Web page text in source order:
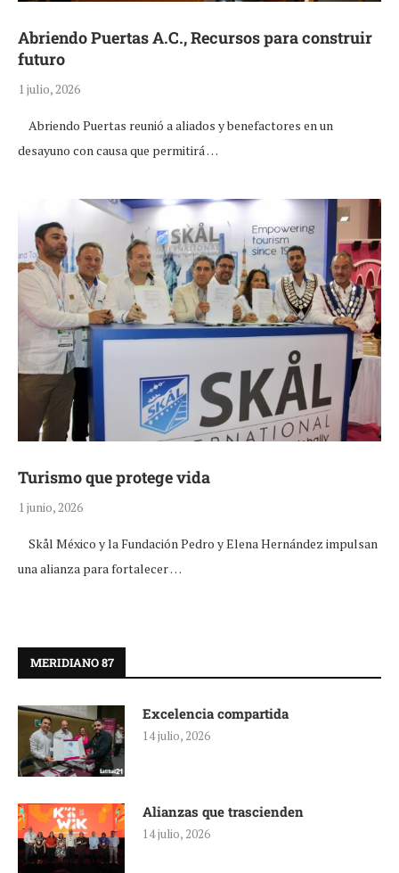
Abriendo Puertas A.C., Recursos para construir
futuro
1 julio, 2026
Abriendo Puertas reunió a aliados y benefactores en un
desayuno con causa que permitirá …
Turismo que protege vida
1 junio, 2026
Skål México y la Fundación Pedro y Elena Hernández impulsan
una alianza para fortalecer …
MERIDIANO 87
Excelencia compartida
14 julio, 2026
Alianzas que trascienden
14 julio, 2026